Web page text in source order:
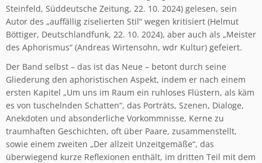
Steinfeld, Süddeutsche Zeitung, 22. 10. 2024) gelesen, sein
Autor des „auffällig ziselierten Stil“ wegen kritisiert (Helmut
Böttiger, Deutschlandfunk, 22. 10. 2024), aber auch als „Meister
des Aphorismus“ (Andreas Wirtensohn, wdr Kultur) gefeiert.
Der Band selbst – das ist das Neue – betont durch seine
Gliederung den aphoristischen Aspekt, indem er nach einem
ersten Kapitel „Um uns im Raum ein ruhloses Flüstern, als käm
es von tuschelnden Schatten“, das Porträts, Szenen, Dialoge,
Anekdoten und absonderliche Vorkommnisse, Kerne zu
traumhaften Geschichten, oft über Paare, zusammenstellt,
sowie einem zweiten „Der allzeit Unzeitgemäße“, das
überwiegend kurze Reflexionen enthält, im dritten Teil mit dem